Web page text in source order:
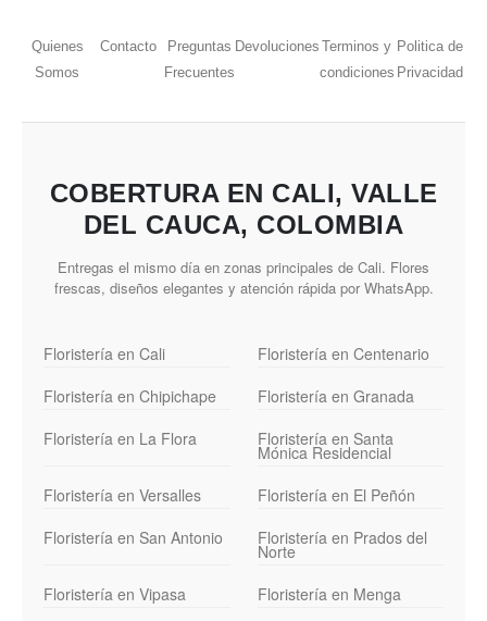
Quienes
Somos
Contacto
Preguntas
Frecuentes
Devoluciones Terminos y
condiciones
Politica de
Privacidad
COBERTURA EN CALI, VALLE
DEL CAUCA, COLOMBIA
Entregas el mismo día en zonas principales de Cali. Flores
frescas, diseños elegantes y atención rápida por WhatsApp.
Floristería en Cali
Floristería en Centenario
Floristería en Chipichape
Floristería en Granada
Floristería en La Flora
Floristería en Santa
Mónica Residencial
Floristería en Versalles
Floristería en El Peñón
Floristería en San Antonio
Floristería en Prados del
Norte
Floristería en Vipasa
Floristería en Menga